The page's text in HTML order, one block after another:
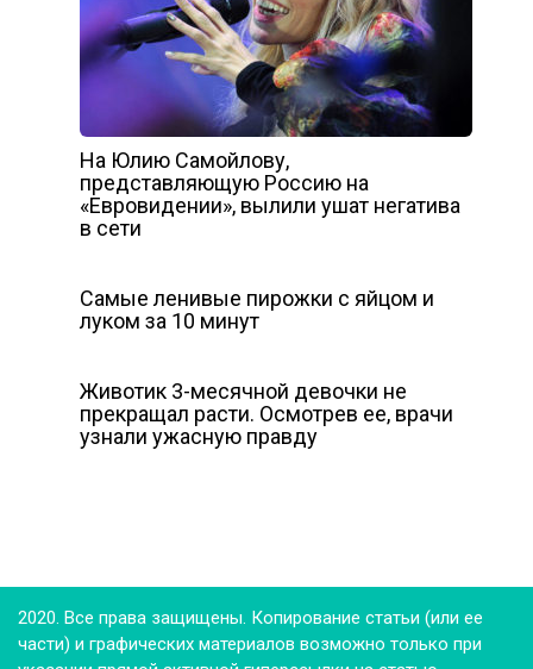
На Юлию Самойлову,
представляющую Россию на
«Евровидении», вылили ушат негатива
в сети
Самые ленивые пирожки с яйцом и
луком за 10 минут
Животик 3-месячной девочки не
прекращал расти. Осмотрев ее, врачи
узнали ужасную правду
2020. Все права защищены. Копирование статьи (или ее
части) и графических материалов возможно только при